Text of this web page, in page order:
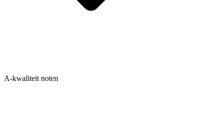
A-kwaliteit noten